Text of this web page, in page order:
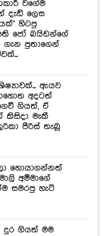
වගේම
දැඩි ලෙස
හිටපු
ජෝ බයිඩන්ගේ
පුතාගෙන්
ඇයව
අදටත්
ගියත්, ඒ
මැකී
පීරිස් තැබූ
හොයාගන්නත්
අම්මාගේ
සමරපු හැටි
දුර ගියත් මම